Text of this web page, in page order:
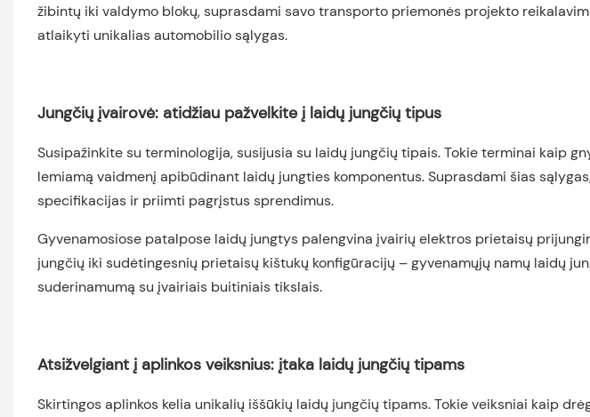
žibintų iki valdymo blokų, suprasdami savo transporto priemonės projekto
atlaikyti unikalias automobilio sąlygas.
Jungčių įvairovė: atidžiau pažvelkite į laidų jungčių tipus
Susipažinkite su terminologija, susijusia su laidų jungčių tipais. Tokie terminai kaip
lemiamą vaidmenį apibūdinant laidų jungties komponentus. Suprasdami šias
specifikacijas ir priimti pagrįstus sprendimus.
Gyvenamosiose patalpose laidų jungtys palengvina įvairių elektros prietaisų
jungčių iki sudėtingesnių prietaisų kištukų konfigūracijų – gyvenamųjų namų laidų
suderinamumą su įvairiais buitiniais tikslais.
Atsižvelgiant į aplinkos veiksnius: įtaka laidų jungčių tipams
Skirtingos aplinkos kelia unikalių iššūkių laidų jungčių tipams. Tokie veiksniai kaip